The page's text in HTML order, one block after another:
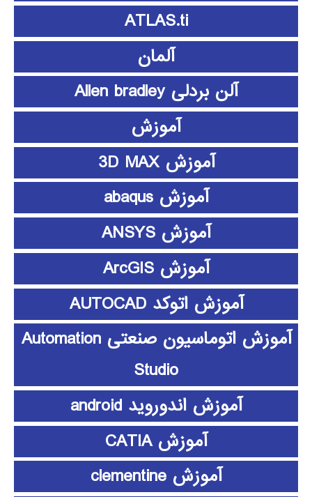
ATLAS.ti
آلمان
آلن بردلی Allen bradley
آموزش
آموزش 3D MAX
آموزش abaqus
آموزش ANSYS
آموزش ArcGIS
آموزش اتوکد AUTOCAD
آموزش اتوماسیون صنعتی Automation
Studio
آموزش اندوروید android
آموزش CATIA
آموزش clementine